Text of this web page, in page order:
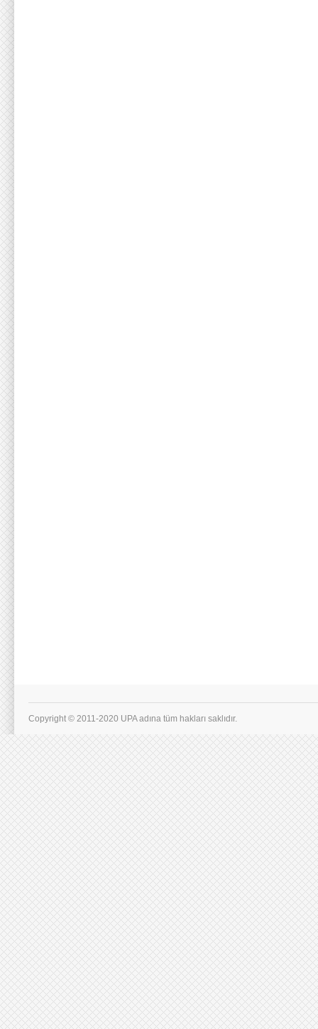
Copyright © 2011-2020 UPA adına tüm hakları saklıdır.